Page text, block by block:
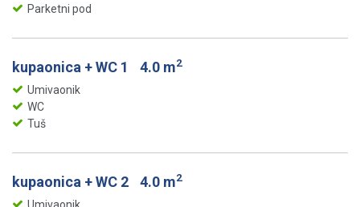
Parketni pod
kupaonica + WC 1 4.0 m2
Umivaonik
WC
Tuš
kupaonica + WC 2 4.0 m2